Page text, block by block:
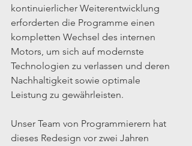
kontinuierlicher Weiterentwicklung
erforderten die Programme einen
kompletten Wechsel des internen
Motors, um sich auf modernste
Technologien zu verlassen und deren
Nachhaltigkeit sowie optimale
Leistung zu gewährleisten.
Unser Team von Programmierern hat
dieses Redesign vor zwei Jahren